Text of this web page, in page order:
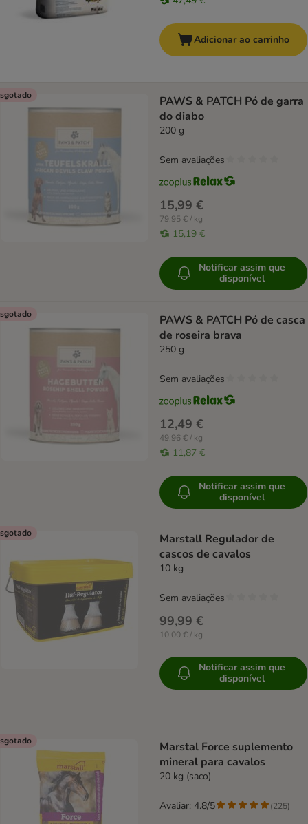
Adicionar ao carrinho
PAWS & PATCH Pó de garra
do diabo
200 g
15,99 €
79,95 € / kg
15,19 €
Sem avaliações
Notificar assim que
disponível
PAWS & PATCH Pó de casca
de roseira brava
250 g
12,49 €
49,96 € / kg
11,87 €
Sem avaliações
Notificar assim que
disponível
Marstall Regulador de
cascos de cavalos
10 kg
99,99 €
10,00 € / kg
Sem avaliações
Notificar assim que
disponível
Marstal Force suplemento
mineral para cavalos
20 kg (saco)
Avaliar: 4.8/5 (225)